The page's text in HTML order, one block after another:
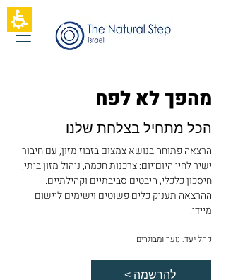
תחילתו
של
דף
אינטרנט,
מהפך לא לפח
הכל מתחיל בצלחת שלנו
הרצאה פתוחה בנושא צמצום בזבוז מזון, עם חיבור
ישיר לחיי היום־יום: צרכנות חכמה, ניהול מזון ביתי,
חיסכון כלכלי, היבטים סביבתיים וקהילתיים.
ההרצאה תעניק כלים פשוטים וישימים ליישום
מיידי.
קהל יעד: נוער ומבוגרים
< להרשמה